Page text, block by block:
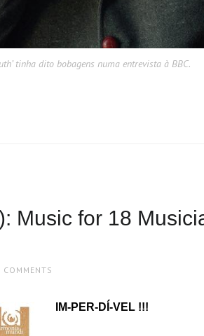
tinha dito bobagens numa entrevista à BBC.
Music for 18
COMMENTS
IM-PER-DÍ-VEL !!!